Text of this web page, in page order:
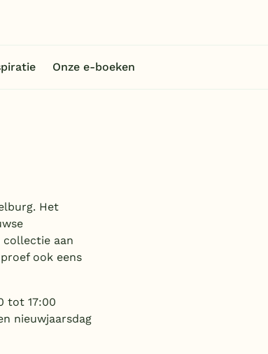
Onze e-boeken
Het
collectie aan
ook eens
tot 17:00
nieuwjaarsdag